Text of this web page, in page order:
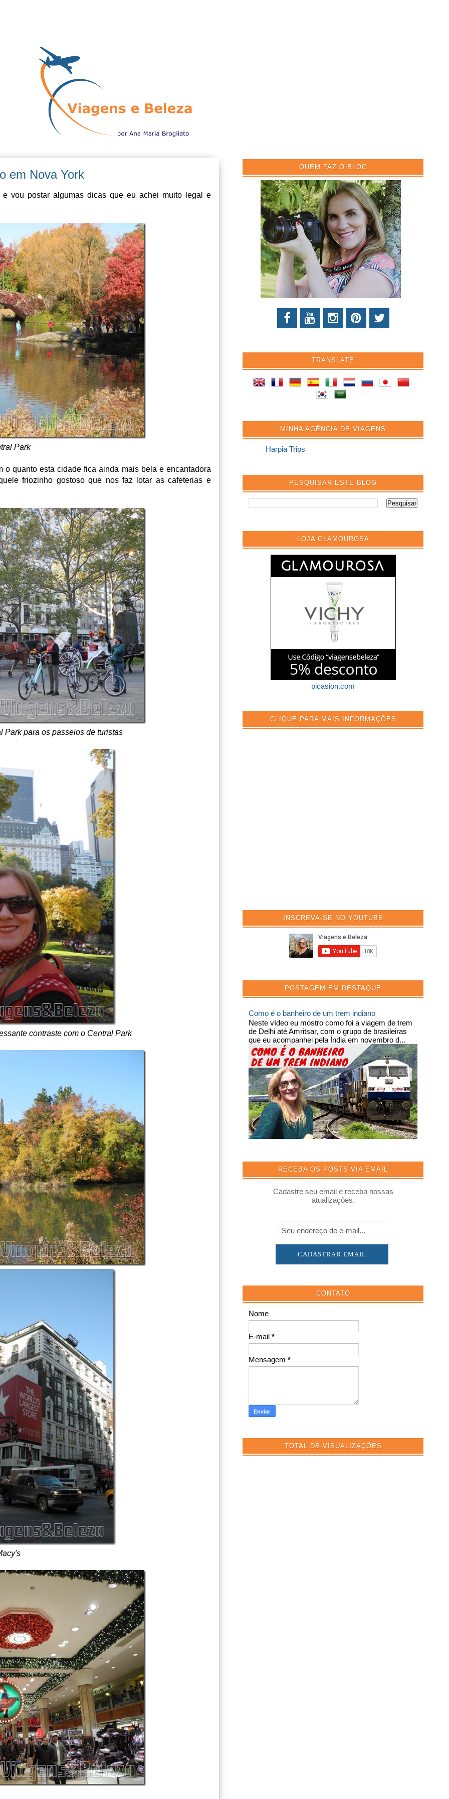
em Nova York
vou postar algumas dicas que eu achei muito legal e
Park
o quanto esta cidade fica ainda mais bela e encantadora
friozinho gostoso que nos faz lotar as cafeterias e
Park para os passeios de turistas
contraste com o Central Park
QUEM FAZ O BLOG
TRANSLATE
MINHA AGÊNCIA DE VIAGENS
Harpia Trips
PESQUISAR ESTE BLOG
LOJA GLAMOUROSA
picasion.com
CLIQUE PARA MAIS INFORMAÇÕES
INSCREVA-SE NO YOUTUBE
POSTAGEM EM DESTAQUE
Como é o banheiro de um trem indiano
Neste vídeo eu mostro como foi a viagem de trem
de Delhi até Amritsar, com o grupo de brasileiras
que eu acompanhei pela Índia em novembro d...
RECEBA OS POSTS VIA EMAIL
Cadastre seu email e receba nossas
atualizações.
CONTATO
Nome
E-mail *
Mensagem *
TOTAL DE VISUALIZAÇÕES